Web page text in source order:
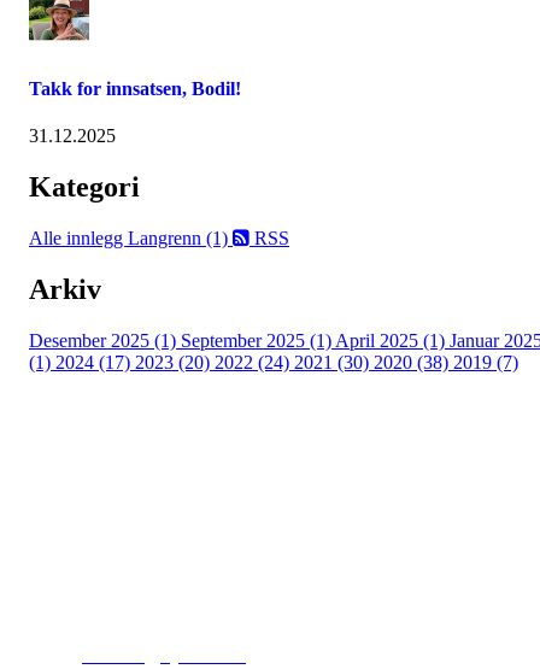
Takk for innsatsen, Bodil!
31.12.2025
Kategori
Alle innlegg Langrenn (1) RSS
Arkiv
Desember 2025 (1) September 2025 (1) April 2025 (1) Januar
(1) 2024 (17) 2023 (20) 2022 (24) 2021 (30) 2020 (38) 2019 (7)